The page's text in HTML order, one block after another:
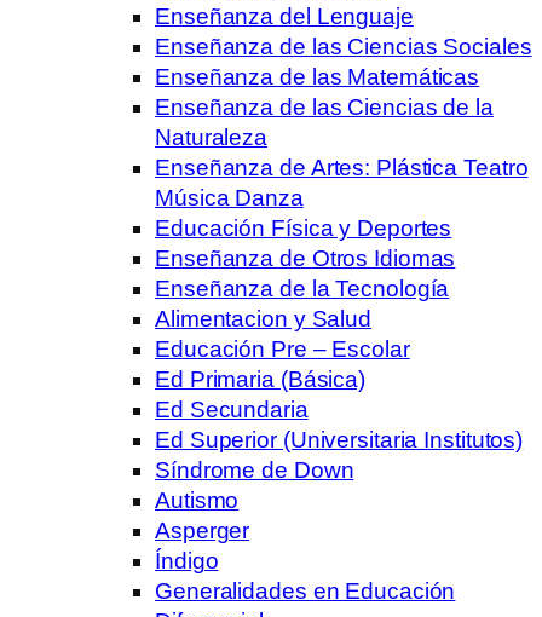
Enseñanza del Lenguaje
Enseñanza de las Ciencias Sociales
Enseñanza de las Matemáticas
Enseñanza de las Ciencias de la
Naturaleza
Enseñanza de Artes: Plástica Teatro
Música Danza
Educación Física y Deportes
Enseñanza de Otros Idiomas
Enseñanza de la Tecnología
Alimentacion y Salud
Educación Pre – Escolar
Ed Primaria (Básica)
Ed Secundaria
Ed Superior (Universitaria Institutos)
Síndrome de Down
Autismo
Asperger
Índigo
Generalidades en Educación